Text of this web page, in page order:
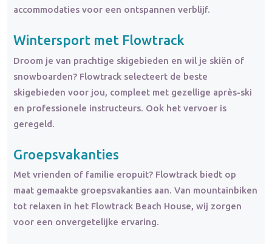
accommodaties voor een ontspannen verblijf.
Wintersport met Flowtrack
Droom je van prachtige skigebieden en wil je skiën of
snowboarden? Flowtrack selecteert de beste
skigebieden voor jou, compleet met gezellige après-ski
en professionele instructeurs. Ook het vervoer is
geregeld.
Groepsvakanties
Met vrienden of familie eropuit? Flowtrack biedt op
maat gemaakte groepsvakanties aan. Van mountainbiken
tot relaxen in het Flowtrack Beach House, wij zorgen
voor een onvergetelijke ervaring.